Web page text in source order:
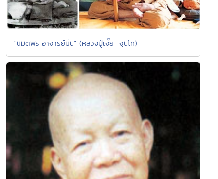
"นิมิตพระอาจารย์มั่น" (หลวงปู่เจี๊ยะ จุนโท)